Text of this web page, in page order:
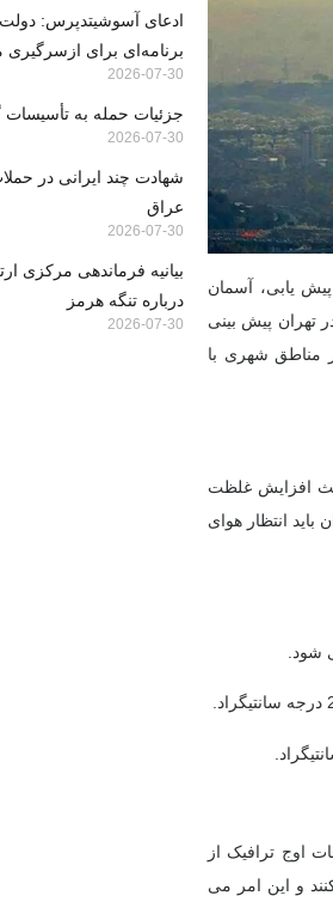
یابی، آسمان
تهران پیش بینی
مناطق شهری با
افزایش غلظت
انتظار هوای
شود.
اوج ترافیک از
و این امر می
ادعای آسوشیتدپرس:
برنامه‌ای برای ازسرگیری
2026-07-30
جزئیات حمله به تأسیسات
2026-07-30
شهادت چند ایرانی در
عراق
2026-07-30
بیانیه فرماندهی مرکزی
درباره تنگه هرمز
2026-07-30